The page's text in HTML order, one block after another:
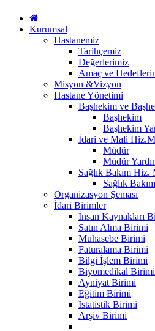
Kurumsal
Hastanemiz
Tarihçemiz
Değerlerimiz
Amaç ve
Misyon &Vizyon
Hastane Yönetimi
Başhekim ve
Başhekim
Başhekim
İdari ve Mali
Müdür
Müdür
Sağlık Bakım
Sağlık
Organizasyon Şeması
İdari Birimler
İnsan Kaynakları
Satın Alma Birimi
Muhasebe Birimi
Faturalama Birimi
Bilgi İşlem Birimi
Biyomedikal Birimi
Ayniyat Birimi
Eğitim Birimi
İstatistik Birimi
Arşiv Birimi